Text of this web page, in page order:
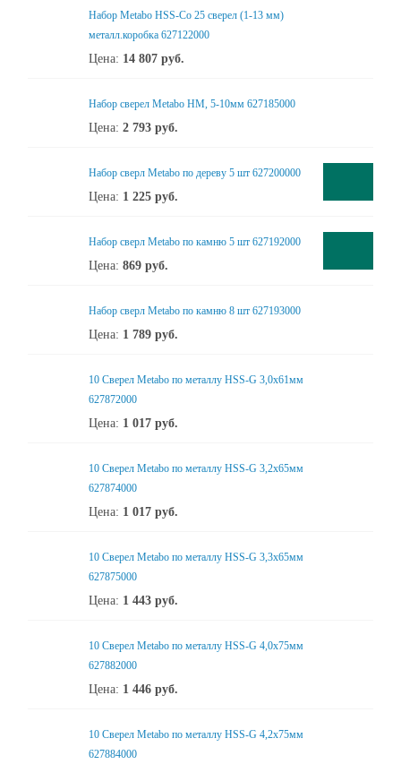
Набор Metabo HSS-Co 25 сверел (1-13 мм)
металл.коробка 627122000
Цена: 14 807 руб.
Набор сверел Metabo HM, 5-10мм 627185000
Цена: 2 793 руб.
Набор сверл Metabo по дереву 5 шт 627200000
Цена: 1 225 руб.
Набор сверл Metabo по камню 5 шт 627192000
Цена: 869 руб.
Набор сверл Metabo по камню 8 шт 627193000
Цена: 1 789 руб.
10 Сверел Metabo по металлу HSS-G 3,0x61мм
627872000
Цена: 1 017 руб.
10 Сверел Metabo по металлу HSS-G 3,2x65мм
627874000
Цена: 1 017 руб.
10 Сверел Metabo по металлу HSS-G 3,3x65мм
627875000
Цена: 1 443 руб.
10 Сверел Metabo по металлу HSS-G 4,0x75мм
627882000
Цена: 1 446 руб.
10 Сверел Metabo по металлу HSS-G 4,2x75мм
627884000